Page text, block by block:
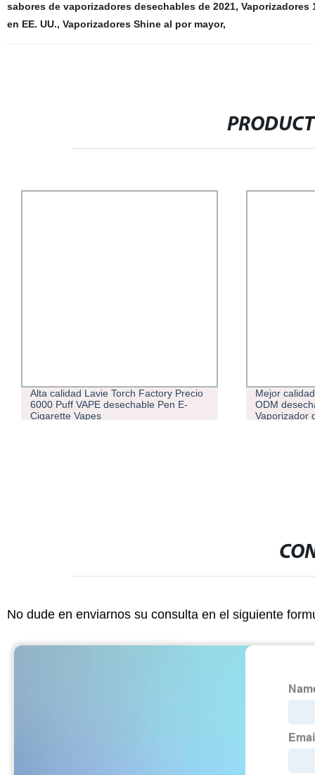
sabores de vaporizadores desechables de 2021, Vaporizadores
en EE. UU., Vaporizadores Shine al por mayor,
Mejor calidad 7000 Puffs Plus OEM
ODM desechable personalizado VAPE
Vaporizador de bobinas Pen Mesh
Aire brille
recargable
líquido de la
No dude en enviarnos su consulta en el siguiente